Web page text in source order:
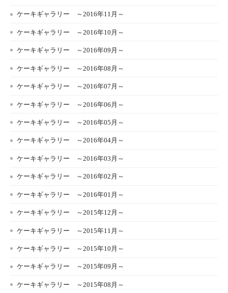
ケーキギャラリー ～2016年11月～
ケーキギャラリー ～2016年10月～
ケーキギャラリー ～2016年09月～
ケーキギャラリー ～2016年08月～
ケーキギャラリー ～2016年07月～
ケーキギャラリー ～2016年06月～
ケーキギャラリー ～2016年05月～
ケーキギャラリー ～2016年04月～
ケーキギャラリー ～2016年03月～
ケーキギャラリー ～2016年02月～
ケーキギャラリー ～2016年01月～
ケーキギャラリー ～2015年12月～
ケーキギャラリー ～2015年11月～
ケーキギャラリー ～2015年10月～
ケーキギャラリー ～2015年09月～
ケーキギャラリー ～2015年08月～